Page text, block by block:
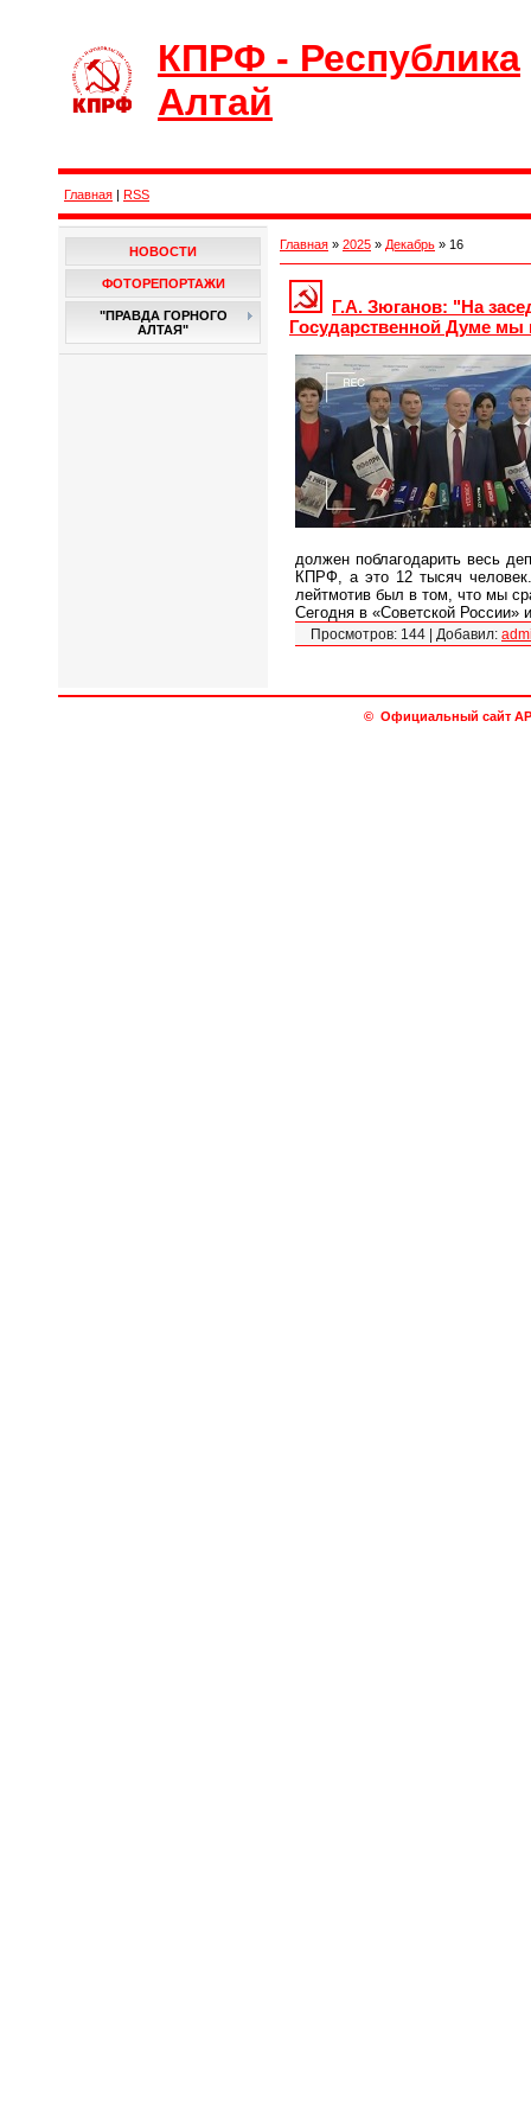
КПРФ - Республика
Алтай
Главная | RSS
НОВОСТИ
ФОТОРЕПОРТАЖИ
"ПРАВДА ГОРНОГО
АЛТАЯ"
Главная » 2025 » Декабрь » 16
Г.А. Зюганов: "На
Государственной Думе мы
должен поблагодарить весь
КПРФ, а это 12 тысяч
лейтмотив был в том, что мы
Сегодня в «Советской
Просмотров: 144 | Добавил:
© Официальный сайт